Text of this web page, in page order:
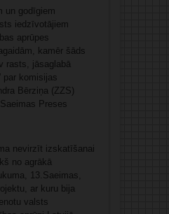
un godīgiem
iedzīvotājiem
aprūpes
kamēr šāds
rasts, jāsaglabā
par komisijas
Bērziņa (ZZS)
Preses
nevirzīt izskatīšanai
no agrākā
13.Saeimas,
ar kuru bija
valsts